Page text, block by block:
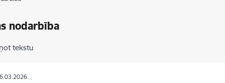
nodarbība
tekstu